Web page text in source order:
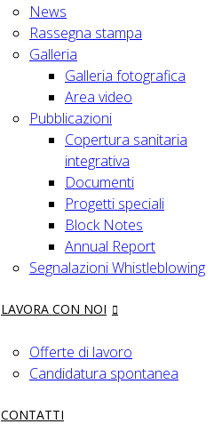
News
Rassegna stampa
Galleria
Galleria fotografica
Area video
Pubblicazioni
Copertura sanitaria
integrativa
Documenti
Progetti speciali
Block Notes
Annual Report
Segnalazioni Whistleblowing
LAVORA CON NOI
Offerte di lavoro
Candidatura spontanea
CONTATTI